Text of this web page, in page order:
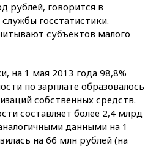
рублей, говорится в
госстатистики.
субъектов малого
на 1 мая 2013 года 98,8%
по зарплате образовалось
собственных средств.
составляет более 2,4 млрд
данными на 1
на 66 млн рублей (на